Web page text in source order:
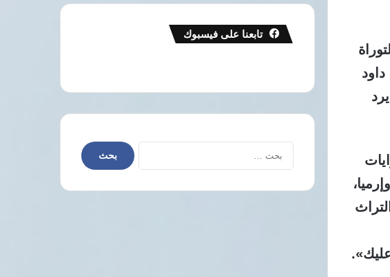
تابعنا على فيسبوك
البحث
عن: